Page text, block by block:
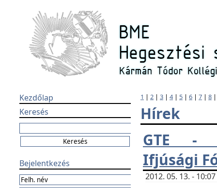
Kezdőlap
Keresés
Bejelentkezés
1 | 2 | 3 | 4| 5 | 6 | 7 | 8
Hírek
GTE -
Ifjúsági
2012. 05. 13. -